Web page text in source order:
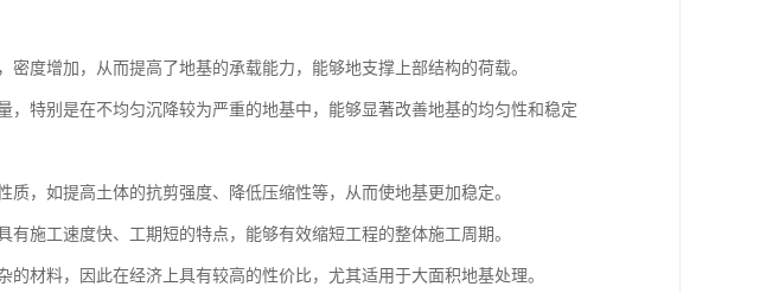
度增加，从而提高了地基的承载能力，能够地支撑上部结构的荷载。
，特别是在不均匀沉降较为严重的地基中，能够显著改善地基的均匀性和稳定
，如提高土体的抗剪强度、降低压缩性等，从而使地基更加稳定。
施工速度快、工期短的特点，能够有效缩短工程的整体施工周期。
材料，因此在经济上具有较高的性价比，尤其适用于大面积地基处理。